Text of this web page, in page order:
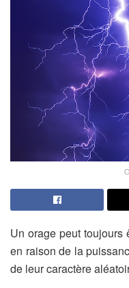
Un orage peut toujours
en raison de la
de leur caractère